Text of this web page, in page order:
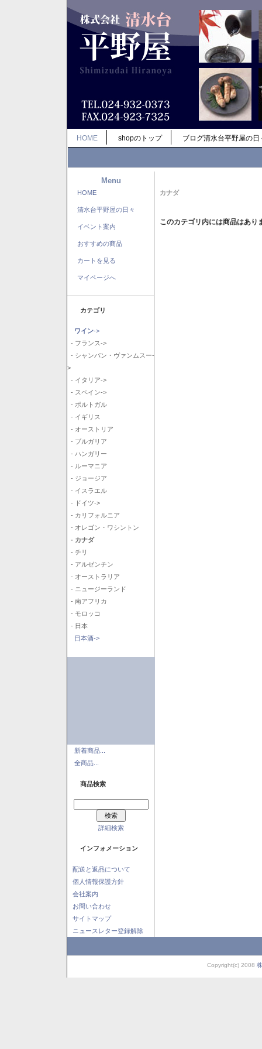
HOME shopのトップ ブログ清水台平野屋の日
Menu
HOME
清水台平野屋の日々
イベント案内
おすすめの商品
カートを見る
マイページへ
カテゴリ
ワイン->
- フランス->
- シャンパン・ヴァンムスー-
>
- イタリア->
- スペイン->
- ポルトガル
- イギリス
- オーストリア
- ブルガリア
- ハンガリー
- ルーマニア
- ジョージア
- イスラエル
- ドイツ->
- カリフォルニア
- オレゴン・ワシントン
- カナダ
- チリ
- アルゼンチン
- オーストラリア
- ニュージーランド
- 南アフリカ
- モロッコ
- 日本
日本酒->
新着商品...
全商品...
商品検索
詳細検索
インフォメーション
配送と返品について
個人情報保護方針
会社案内
お問い合わせ
サイトマップ
ニュースレター登録解除
カナダ
このカテゴリ内には商品はあり
Copyright(c) 2008